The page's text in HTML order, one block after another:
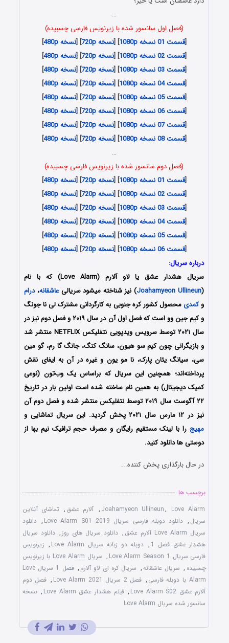
…
(فصل اول سانسور شده با زیرنویس فارسی چسبیده)
[قسمت 01 نسخه 1080p ] [نسخه 720p ] [نسخه 480p
]
[قسمت 02 نسخه 1080p ] [نسخه 720p ] [نسخه 480p
]
[قسمت 03 نسخه 1080p ] [نسخه 720p ] [نسخه 480p
]
[قسمت 04 نسخه 1080p ] [نسخه 720p ] [نسخه 480p
]
[قسمت 05 نسخه 1080p ] [نسخه 720p ] [نسخه 480p
]
[قسمت 06 نسخه 1080p ] [نسخه 720p ] [نسخه 480p
]
[قسمت 07 نسخه 1080p ] [نسخه 720p ] [نسخه 480p
]
[قسمت 08 نسخه 1080p ] [نسخه 720p ] [نسخه 480p
]
…
(فصل دوم سانسور شده با زیرنویس فارسی چسبیده)
[قسمت 01 نسخه 1080p ] [نسخه 720p ] [نسخه 480p
]
[قسمت 02 نسخه 1080p ] [نسخه 720p ] [نسخه 480p
]
[قسمت 03 نسخه 1080p ] [نسخه 720p ] [نسخه 480p
]
[قسمت 04 نسخه 1080p ] [نسخه 720p ] [نسخه 480p
]
[قسمت 05 نسخه 1080p ] [نسخه 720p ] [نسخه 480p
]
[قسمت 06 نسخه 1080p ] [نسخه 720p ] [نسخه 480p
]
درباره سریال:
سریال هشدار عشق یا لاو آلارم (Love Alarm) که با نام
(
Joahamyeon Ullineun) نیز شناخته میشود سریالیعاشقانه،درام
وکمدی محصول کشور کره جنوبی به کارگردانی مشترک لی نا جونگ
و کیم جین وو است که فصل اول آن در سال ۲۰۱۹ و فصل دوم نیز در
سال ۲۰۲۱ توسط سرویس ویدپویی نتفلیکس NETFLIX منتشر شد
و بازیگرانی چون کیم سو هیون، سانگ کنگ، جانگ گا رم، گو مین
سی، سیانگ یئان پارک، نا مو یون و غیره در آن به ایفای نقش
پرداخته‌اند؛ همچنین این سریال که براساس یک وب‌تون (نوعی
کمیک دیجیتال) به همین نام ساخته شده است اولین بار در تاریخ
۲۲ آگوست سال ۲۰۱۹ توسط نتفلیکس منتشر شده و فصل دوم آن
نیز در ۱۲ مارس سال ۲۰۲۱ پخش گردید. این سریال تماشایی و
مهیج را با لینک مستقیم رایگان و مصرف حجم ترافیک نیم بها از
دوستی ها دانلود کنید.
در حال بارگذاری پخش کننده...
برچسب ها
Joahamyeon Ullineun, Love Alarm
, آلارم عشق , تماشای آنلاین
سریال , دانلود دوبله فارسی سریال Love Alarm S01 2019 , دانلود
سریال Love Alarm آلارم عشق
, دانلود سریال های روز , دانلود سریال
هشدار عشق فصل 1
, دوبله دو زبانه سریال Love Alarm , زیرنویس
فارسی سریال Love Alarm Season 1
,
سریال Love Alarm با زیرنویس
چسبیده , سریال عاشقانه, سریال کره ای لاو آلارم ,
فصل 1 سریال Love
Alarm با دوبله فارسی
, فصل 2 سریال Love Alarm 2021 , فصل دوم
آلارم عشق Love Alarm S02
, فیلم هشدار عشق Love Alarm , نسخه
سانسور شده سریال Love Alarm